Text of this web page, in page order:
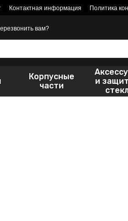
Контактная информация Политика
вам?
Корпусные
части
и